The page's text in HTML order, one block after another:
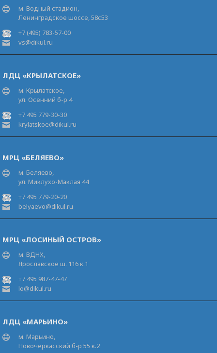
м. Водный стадион,
Ленинградское шоссе, 58с53
+7 (495) 783-57-00
vs@dikul.ru
ЛДЦ «КРЫЛАТСКОЕ»
м. Крылатское,
ул. Осенний б-р 4
+7 495 779-30-30
krylatskoe@dikul.ru
МРЦ «БЕЛЯЕВО»
м. Беляево,
ул. Миклухо-Маклая 44
+7 495 779-20-20
belyaevo@dikul.ru
МРЦ «ЛОСИНЫЙ ОСТРОВ»
м. ВДНХ,
Ярославское ш. 116 к.1
+7 495 987-47-47
lo@dikul.ru
ЛДЦ «МАРЬИНО»
м. Марьино,
Новочеркасский б-р 55 к.2